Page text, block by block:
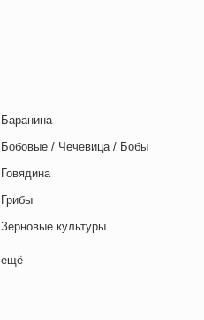
Баранина
Бобовые / Чечевица / Бобы
Говядина
Грибы
Зерновые культуры
Картофель
ещё